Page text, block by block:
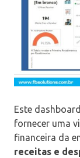
Este
fornecer uma
financeira da
receitas e